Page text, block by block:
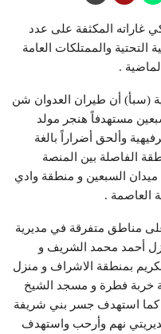
غاراته المكثفة على عدد
والممتلكات العامة
.
(سبأ) أن طيران العدوان شن
مستهدفاً هنجر مولد
وألحق أضراراً بالغة
الفاصلة بين المنصة
ميدان السبعين و منطقة وادي
العاصمة .
مناطق متفرقة في مديرية
أحمد محمد الشريف و
بمنطقة الاشراف و منزل
فطرة و مسجد الشيخ
كما استهدف جسر بني شريفة
نهم وأرحب واستهدف